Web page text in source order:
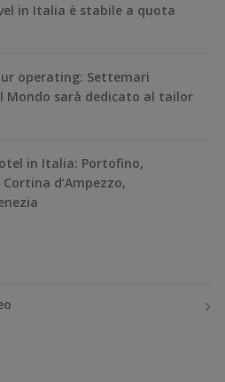
in Italia è stabile a quota
operating: Settemari
Mondo sarà dedicato al tailor
in Italia: Portofino,
d’Ampezzo,